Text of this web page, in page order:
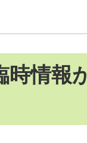
時情報